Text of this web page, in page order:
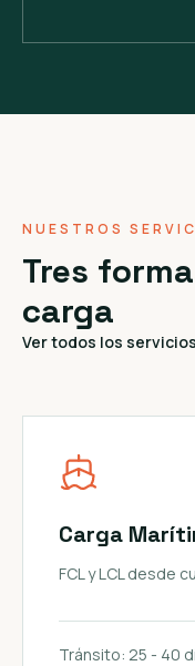
NUESTROS
Tres
carga
Ver todos los servicios
Carga
FCL y LCL desde
Tránsito: 25 - 40